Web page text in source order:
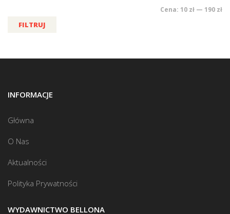
FILTRUJ
Cena: 10 zł — 190 zł
INFORMACJE
Główna
O Nas
Aktualności
Polityka Prywatności
WYDAWNICTWO BELLONA